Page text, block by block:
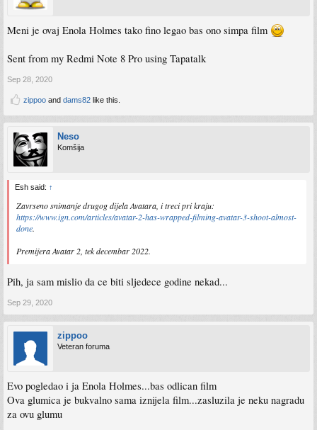
Meni je ovaj Enola Holmes tako fino legao bas ono simpa film
Sent from my Redmi Note 8 Pro using Tapatalk
Sep 28, 2020
zippoo and dams82 like this.
Neso
Komšija
Esh said: ↑
Zavrseno snimanje drugog dijela Avatara, i treci pri kraju:
https://www.ign.com/articles/avatar-2-has-wrapped-filming-avatar-3-shoot-almost-
done.
Premijera Avatar 2, tek decembar 2022.
Pih, ja sam mislio da ce biti sljedece godine nekad...
Sep 29, 2020
zippoo
Veteran foruma
Evo pogledao i ja Enola Holmes...bas odlican film
Ova glumica je bukvalno sama iznijela film...zasluzila je neku nagradu
za ovu glumu